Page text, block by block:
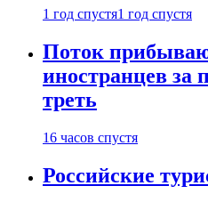
1 год спустя1 год спустя
Поток
иностранцев за
треть
16 часов спустя
Российские